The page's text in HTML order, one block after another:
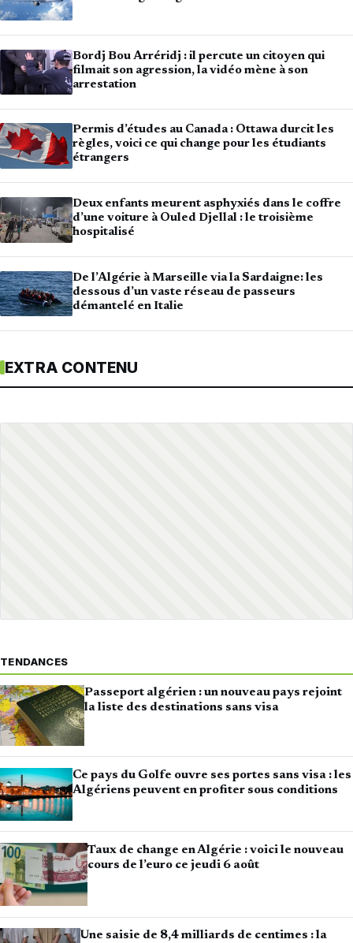
Bordj Bou Arréridj : il percute un citoyen qui
filmait son agression, la vidéo mène à son
arrestation
Permis d’études au Canada : Ottawa durcit les
règles, voici ce qui change pour les étudiants
étrangers
Deux enfants meurent asphyxiés dans le coffre
d’une voiture à Ouled Djellal : le troisième
hospitalisé
De l’Algérie à Marseille via la Sardaigne: les
dessous d’un vaste réseau de passeurs
démantelé en Italie
EXTRA CONTENU
TENDANCES
Passeport algérien : un nouveau pays rejoint
la liste des destinations sans visa
Ce pays du Golfe ouvre ses portes sans visa : les
Algériens peuvent en profiter sous conditions
Taux de change en Algérie : voici le nouveau
cours de l’euro ce jeudi 6 août
Une saisie de 8,4 milliards de centimes : la